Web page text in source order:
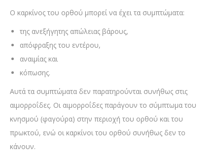
Ο καρκίνος του ορθού μπορεί να έχει τα συμπτώματα:
της ανεξήγητης απώλειας βάρους,
απόφραξης του εντέρου,
αναιμίας και
κόπωσης.
Αυτά τα συμπτώματα δεν παρατηρούνται συνήθως στις
αιμορροΐδες. Οι αιμορροΐδες παράγουν το σύμπτωμα του
κνησμού (φαγούρα) στην περιοχή του ορθού και του
πρωκτού, ενώ οι καρκίνοι του ορθού συνήθως δεν το
κάνουν.